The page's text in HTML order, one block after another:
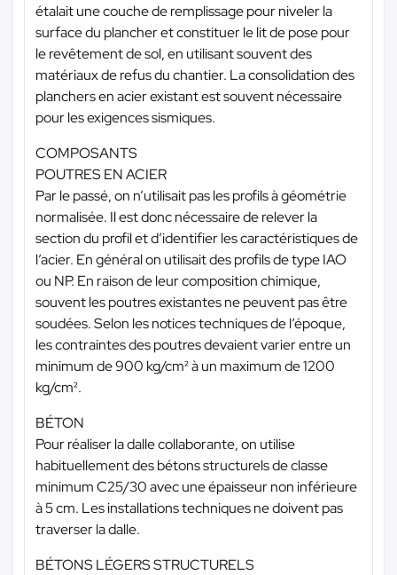
étalait une couche de remplissage pour niveler la
surface du plancher et constituer le lit de pose pour
le revêtement de sol, en utilisant souvent des
matériaux de refus du chantier. La consolidation des
planchers en acier existant est souvent nécessaire
pour les exigences sismiques.
COMPOSANTS
POUTRES EN ACIER
Par le passé, on n’utilisait pas les profils à géométrie
normalisée. Il est donc nécessaire de relever la
section du profil et d’identifier les caractéristiques de
l’acier. En général on utilisait des profils de type IAO
ou NP. En raison de leur composition chimique,
souvent les poutres existantes ne peuvent pas être
soudées. Selon les notices techniques de l’époque,
les contraintes des poutres devaient varier entre un
minimum de 900 kg/cm² à un maximum de 1200
kg/cm².
BÉTON
Pour réaliser la dalle collaborante, on utilise
habituellement des bétons structurels de classe
minimum C25/30 avec une épaisseur non inférieure
à 5 cm. Les installations techniques ne doivent pas
traverser la dalle.
BÉTONS LÉGERS STRUCTURELS